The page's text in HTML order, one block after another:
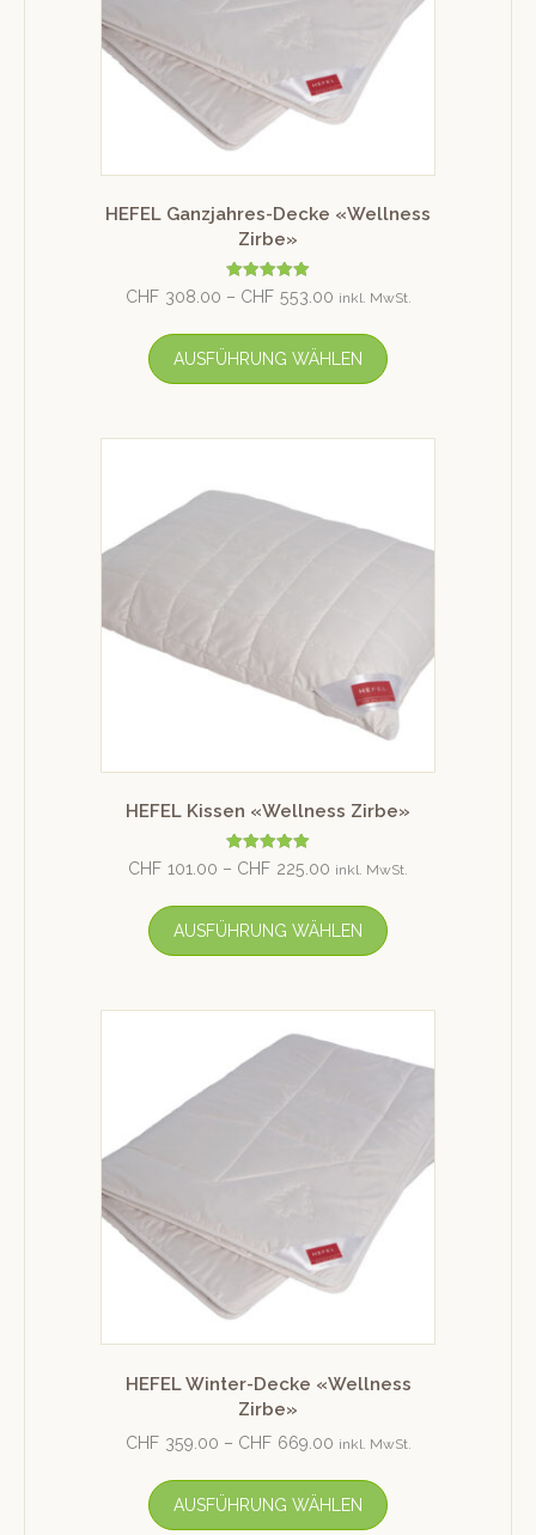
HEFEL Ganzjahres-Decke «Wellness
Zirbe»
Bewertet mit
5.00
CHF 308.00 – CHF 553.00 inkl. MwSt.
AUSFÜHRUNG WÄHLEN
HEFEL Kissen «Wellness Zirbe»
Bewertet mit
5.00
CHF 101.00 – CHF 225.00 inkl. MwSt.
AUSFÜHRUNG WÄHLEN
HEFEL Winter-Decke «Wellness
Zirbe»
CHF 359.00 – CHF 669.00 inkl. MwSt.
AUSFÜHRUNG WÄHLEN